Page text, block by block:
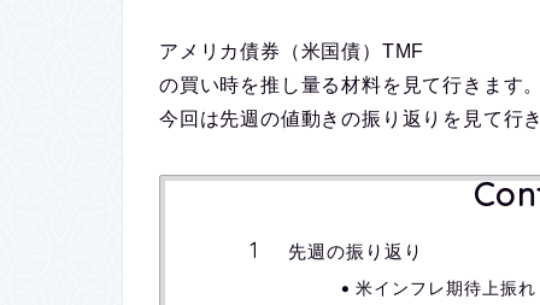
アメリカ債券（米国債）TMF
の買い時を推し量る材料を見て行きます
今回は先週の値動きの振り返りを見て行
先週の振り返り
米インフレ期待上振れ